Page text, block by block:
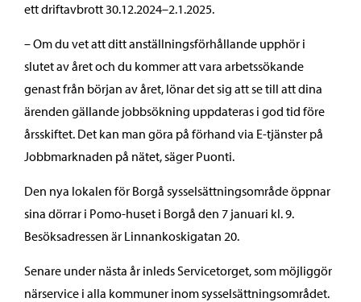
ett driftavbrott 30.12.2024–2.1.2025.
– Om du vet att ditt anställningsförhållande upphör i
slutet av året och du kommer att vara arbetssökande
genast från början av året, lönar det sig att se till att dina
ärenden gällande jobbsökning uppdateras i god tid före
årsskiftet. Det kan man göra på förhand via E-tjänster på
Jobbmarknaden på nätet, säger Puonti.
Den nya lokalen för Borgå sysselsättningsområde öppnar
sina dörrar i Pomo-huset i Borgå den 7 januari kl. 9.
Besöksadressen är Linnankoskigatan 20.
Senare under nästa år inleds Servicetorget, som möjliggör
närservice i alla kommuner inom sysselsättningsområdet.